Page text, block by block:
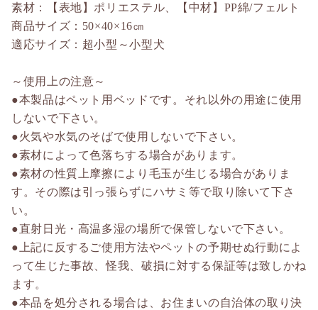
素材：【表地】ポリエステル、【中材】PP綿/フェルト
商品サイズ：50×40×16㎝
適応サイズ：超小型～小型犬
～使用上の注意～
●本製品はペット用ベッドです。それ以外の用途に使用
しないで下さい。
●火気や水気のそばで使用しないで下さい。
●素材によって色落ちする場合があります。
●素材の性質上摩擦により毛玉が生じる場合がありま
す。その際は引っ張らずにハサミ等で取り除いて下さ
い。
●直射日光・高温多湿の場所で保管しないで下さい。
●上記に反するご使用方法やペットの予期せぬ行動によ
って生じた事故、怪我、破損に対する保証等は致しかね
ます。
●本品を処分される場合は、お住まいの自治体の取り決